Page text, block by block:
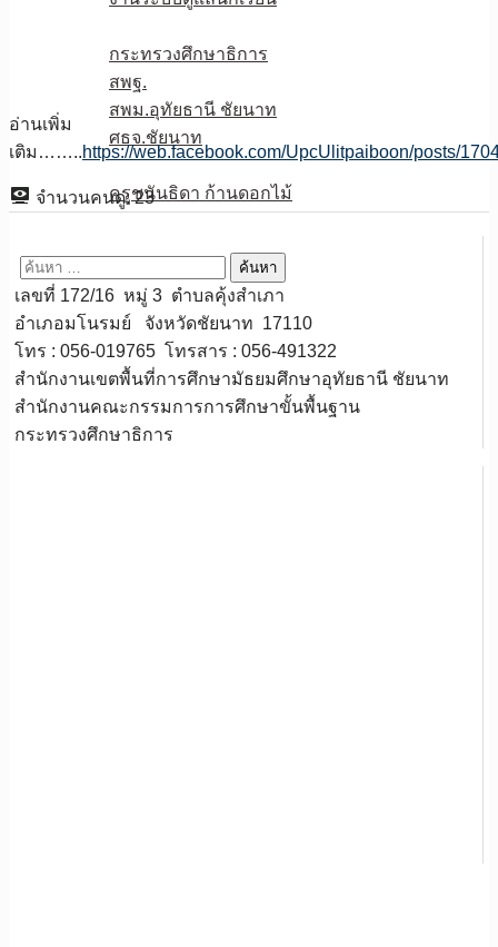
กระทรวงศึกษาธิการ
สพฐ.
สพม.อุทัยธานี ชัยนาท
ศธจ.ชัยนาท
วPA
ครูชนันธิดา ก้านดอกไม้
ค้นหา
สำหรับ:
อ่านเพิ่ม
เติม……..https://web.facebook.com/UpcUlitpaiboon/posts/
จำนวนคนดู: 23
เลขที่ 172/16 หมู่ 3 ตำบลคุ้งสำเภา
อำเภอมโนรมย์ จังหวัดชัยนาท 17110
โทร : 056-019765 โทรสาร : 056-491322
สำนักงานเขตพื้นที่การศึกษามัธยมศึกษาอุทัยธานี ชัยนาท
สำนักงานคณะกรรมการการศึกษาขั้นพื้นฐาน
กระทรวงศึกษาธิการ